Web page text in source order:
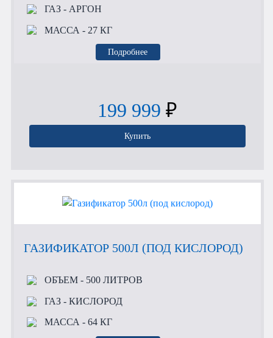
ГАЗ- АРГОН
МАССА - 27 КГ
Подробнее
199 999 ₽
Купить
ГАЗИФИКАТОР 500Л (ПОД КИСЛОРОД)
ОБЪЕМ- 500 ЛИТРОВ
ГАЗ- КИСЛОРОД
МАССА - 64 КГ